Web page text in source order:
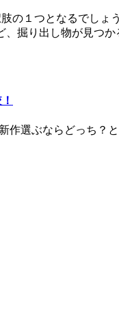
の１つとなるでし
、掘り出し物が見つか
選ぶならどっち？